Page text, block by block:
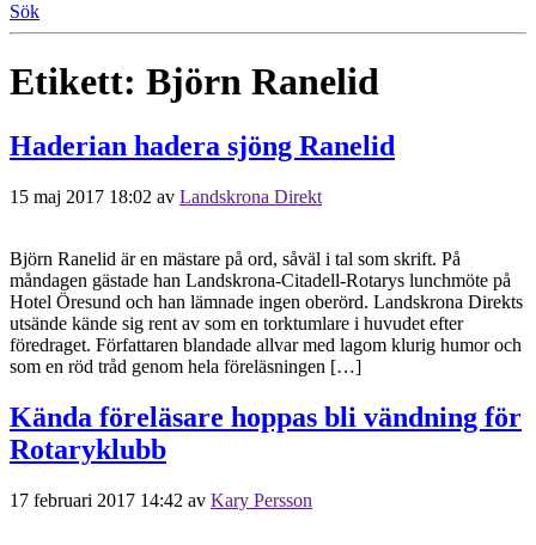
Sök
Etikett: Björn Ranelid
Haderian hadera sjöng Ranelid
15 maj 2017 18:02 av Landskrona Direkt
Björn Ranelid är en mästare på ord, såväl i tal som skrift. På
måndagen gästade han Landskrona-Citadell-Rotarys lunchmöte på
Hotel Öresund och han lämnade ingen oberörd. Landskrona Direkts
utsände kände sig rent av som en torktumlare i huvudet efter
föredraget. Författaren blandade allvar med lagom klurig humor och
som en röd tråd genom hela föreläsningen […]
Kända föreläsare hoppas bli vändning för
Rotaryklubb
17 februari 2017 14:42 av Kary Persson